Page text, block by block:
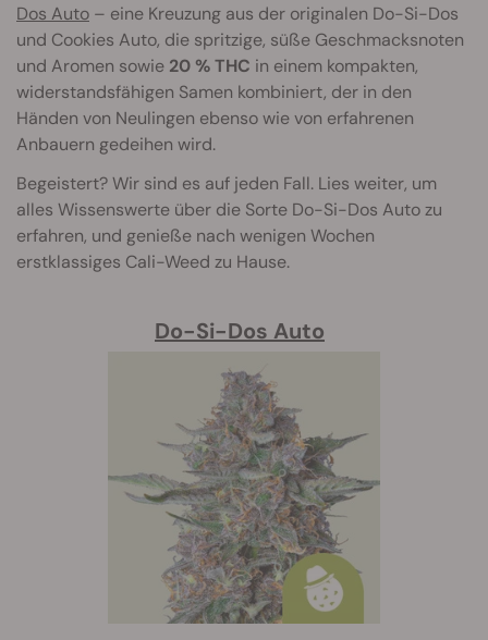
Dos Auto – eine Kreuzung aus der originalen Do-Si-Dos
und Cookies Auto, die spritzige, süße Geschmacksnoten
und Aromen sowie 20 % THC in einem kompakten,
widerstandsfähigen Samen kombiniert, der in den
Händen von Neulingen ebenso wie von erfahrenen
Anbauern gedeihen wird.
Begeistert? Wir sind es auf jeden Fall. Lies weiter, um
alles Wissenswerte über die Sorte Do-Si-Dos Auto zu
erfahren, und genieße nach wenigen Wochen
erstklassiges Cali-Weed zu Hause.
Do-Si-Dos Auto